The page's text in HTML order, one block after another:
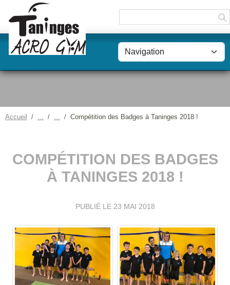
Accueil Compétition des Badges à Taninges 2018 !
COMPÉTITION DES BADGES
À TANINGES 2018 !
PUBLIÉ LE 23 MAI 2018
Panneau de gestion des cookies